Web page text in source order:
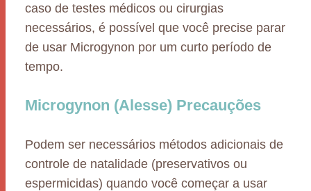
caso de testes médicos ou cirurgias
necessários, é possível que você precise parar
de usar Microgynon por um curto período de
tempo.
Microgynon (Alesse) Precauções
Podem ser necessários métodos adicionais de
controle de natalidade (preservativos ou
espermicidas) quando você começar a usar